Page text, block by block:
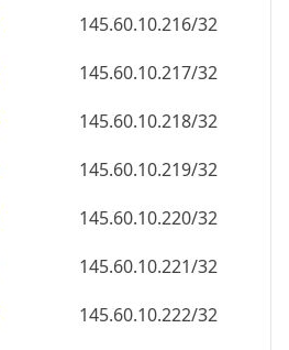
145.60.10.216/32
145.60.10.217/32
145.60.10.218/32
145.60.10.219/32
145.60.10.220/32
145.60.10.221/32
145.60.10.222/32